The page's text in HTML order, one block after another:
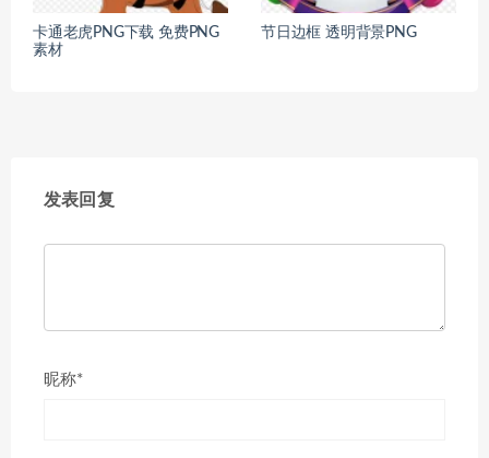
卡通老虎PNG下载 免费PNG
素材
节日边框 透明背景PNG
发表回复
昵称*